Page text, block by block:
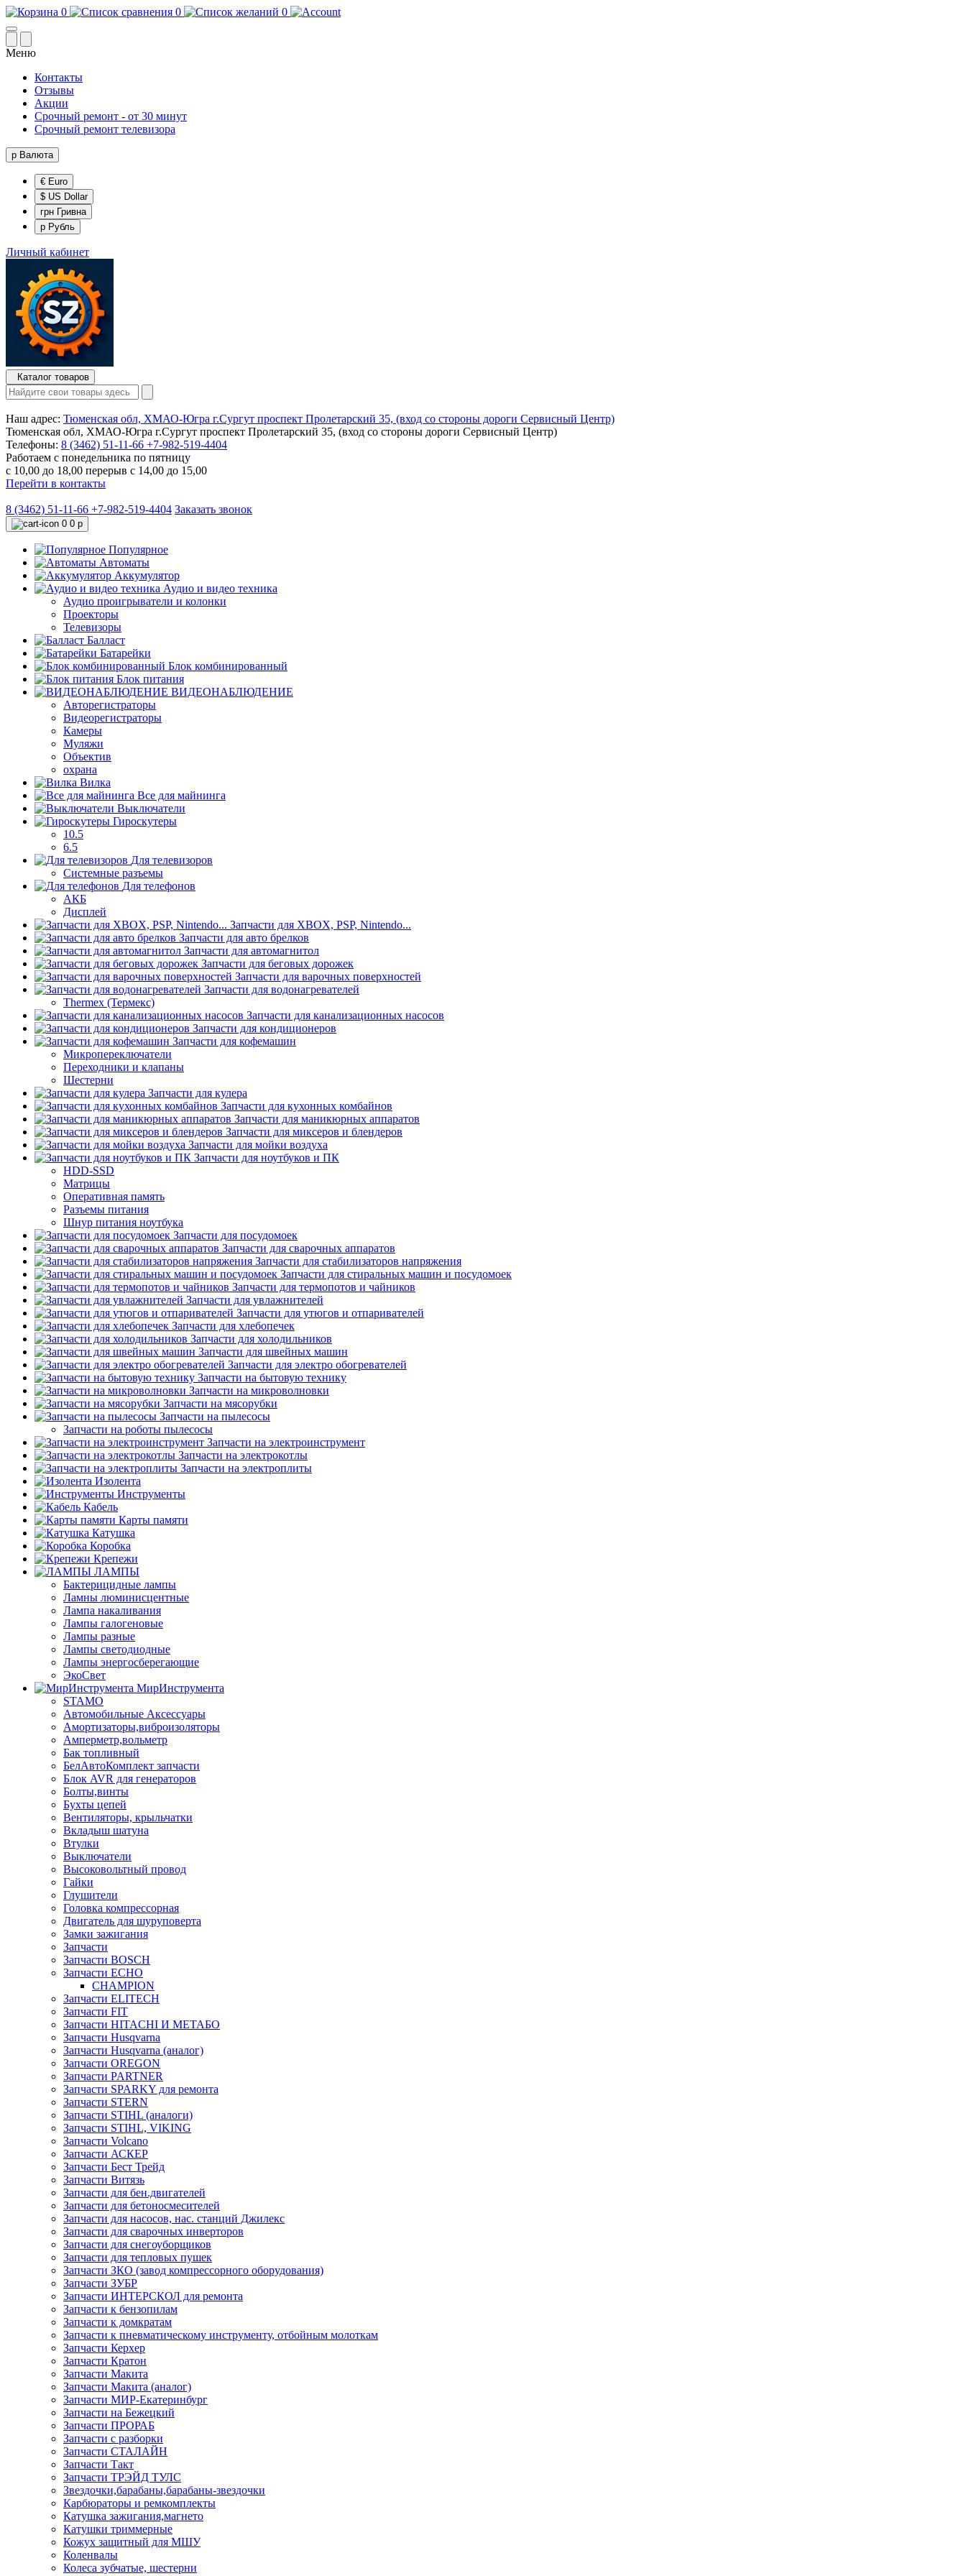
0 0 0
Меню
Контакты
Отзывы
Акции
Срочный ремонт - от 30 минут
Срочный ремонт телевизора
р Валюта
€ Euro
$ US Dollar
грн Гривна
р Рубль
Личный кабинет
Каталог товаров
Наш адрес: Тюменская обл, ХМАО-Югра г.Сургут проспект Пролетарский 35, (вход со стороны дороги Сервисный Центр)
Тюменская обл, ХМАО-Югра г.Сургут проспект Пролетарский 35, (вход со стороны дороги Сервисный Центр)
Телефоны: 8 (3462) 51-11-66 +7-982-519-4404
Работаем с понедельника по пятницу
с 10,00 до 18,00 перерыв с 14,00 до 15,00
Перейти в контакты
8 (3462) 51-11-66 +7-982-519-4404 Заказать звонок
0 0 р
Популярное
Автоматы
Аккумулятор
Аудио и видео техника
Аудио проигрыватели и колонки
Проекторы
Телевизоры
Балласт
Батарейки
Блок комбинированный
Блок питания
ВИДЕОНАБЛЮДЕНИЕ
Авторегистраторы
Видеорегистраторы
Камеры
Муляжи
Объектив
охрана
Вилка
Все для майнинга
Выключатели
Гироскутеры
10.5
6.5
Для телевизоров
Системные разъемы
Для телефонов
АКБ
Дисплей
Запчасти для XBOX, PSP, Nintendo...
Запчасти для авто брелков
Запчасти для автомагнитол
Запчасти для беговых дорожек
Запчасти для варочных поверхностей
Запчасти для водонагревателей
Thermex (Термекс)
Запчасти для канализационных насосов
Запчасти для кондиционеров
Запчасти для кофемашин
Микропереключатели
Переходники и клапаны
Шестерни
Запчасти для кулера
Запчасти для кухонных комбайнов
Запчасти для маникюрных аппаратов
Запчасти для миксеров и блендеров
Запчасти для мойки воздуха
Запчасти для ноутбуков и ПК
HDD-SSD
Матрицы
Оперативная память
Разъемы питания
Шнур питания ноутбука
Запчасти для посудомоек
Запчасти для сварочных аппаратов
Запчасти для стабилизаторов напряжения
Запчасти для стиральных машин и посудомоек
Запчасти для термопотов и чайников
Запчасти для увлажнителей
Запчасти для утюгов и отпаривателей
Запчасти для хлебопечек
Запчасти для холодильников
Запчасти для швейных машин
Запчасти для электро обогревателей
Запчасти на бытовую технику
Запчасти на микроволновки
Запчасти на мясорубки
Запчасти на пылесосы
Запчасти на роботы пылесосы
Запчасти на электроинструмент
Запчасти на электрокотлы
Запчасти на электроплиты
Изолента
Инструменты
Кабель
Карты памяти
Катушка
Коробка
Крепежи
ЛАМПЫ
Бактерицидные лампы
Ламны люминисцентные
Лампа накаливания
Лампы галогеновые
Лампы разные
Лампы светодиодные
Лампы энергосберегающие
ЭкоСвет
МирИнструмента
STAMO
Автомобильные Аксессуары
Амортизаторы,виброизоляторы
Амперметр,вольметр
Бак топливный
БелАвтоКомплект запчасти
Блок AVR для генераторов
Болты,винты
Бухты цепей
Вентиляторы, крыльчатки
Вкладыш шатуна
Втулки
Выключатели
Высоковольтный провод
Гайки
Глушители
Головка компрессорная
Двигатель для шуруповерта
Замки зажигания
Запчасти
Запчасти BOSCH
Запчасти ECHO
CHAMPION
Запчасти ELITECH
Запчасти FIT
Запчасти HITACHI И МЕТАБО
Запчасти Husqvarna
Запчасти Husqvarna (аналог)
Запчасти OREGON
Запчасти PARTNER
Запчасти SPARKY для ремонта
Запчасти STERN
Запчасти STIHL (аналоги)
Запчасти STIHL, VIKING
Запчасти Volcano
Запчасти АСКЕР
Запчасти Бест Трейд
Запчасти Витязь
Запчасти для бен.двигателей
Запчасти для бетоносмесителей
Запчасти для насосов, нас. станций Джилекс
Запчасти для сварочных инверторов
Запчасти для снегоуборщиков
Запчасти для тепловых пушек
Запчасти ЗКО (завод компрессорного оборудования)
Запчасти ЗУБР
Запчасти ИНТЕРСКОЛ для ремонта
Запчасти к бензопилам
Запчасти к домкратам
Запчасти к пневматическому инструменту, отбойным молоткам
Запчасти Керхер
Запчасти Кратон
Запчасти Макита
Запчасти Макита (аналог)
Запчасти МИР-Екатеринбург
Запчасти на Бежецкий
Запчасти ПРОРАБ
Запчасти с разборки
Запчасти СТАЛАЙН
Запчасти Такт
Запчасти ТРЭЙД ТУЛС
Звездочки,барабаны,барабаны-звездочки
Карбюраторы и ремкомплекты
Катушка зажигания,магнето
Катушки триммерные
Кожух защитный для МШУ
Коленвалы
Колеса зубчатые, шестерни